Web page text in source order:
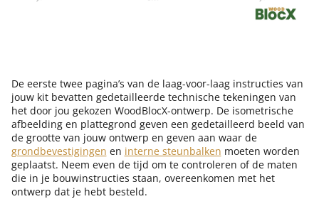
De eerste twee pagina’s van de laag-voor-laag instructies van
jouw kit bevatten gedetailleerde technische tekeningen van
het door jou gekozen WoodBlocX-ontwerp. De isometrische
afbeelding en plattegrond geven een gedetailleerd beeld van
de grootte van jouw ontwerp en geven aan waar de
grondbevestigingen en interne steunbalken moeten worden
geplaatst. Neem even de tijd om te controleren of de maten
die in je bouwinstructies staan, overeenkomen met het
ontwerp dat je hebt besteld.